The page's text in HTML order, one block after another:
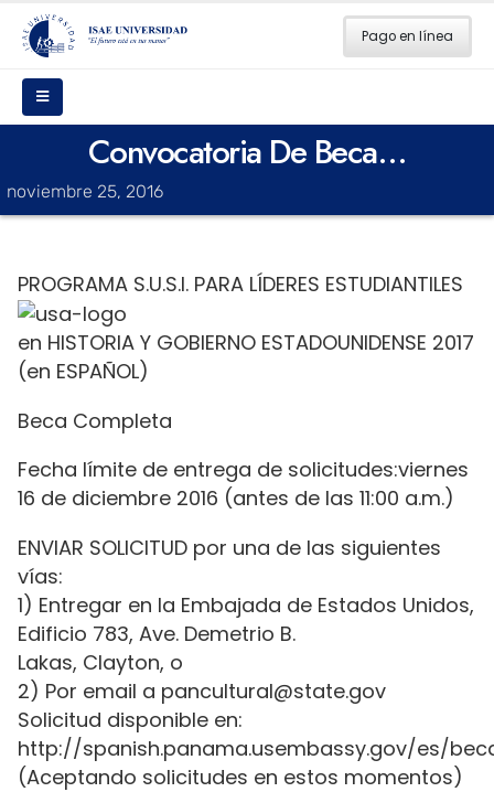
Pago en línea
Convocatoria De Beca…
noviembre 25, 2016
PROGRAMA S.U.S.I. PARA LÍDERES ESTUDIANTILES
en HISTORIA Y GOBIERNO ESTADOUNIDENSE 2017
(en ESPAÑOL)
Beca Completa
Fecha límite de entrega de solicitudes:viernes
16 de diciembre 2016 (antes de las 11:00 a.m.)
ENVIAR SOLICITUD por una de las siguientes
vías:
1) Entregar en la Embajada de Estados Unidos,
Edificio 783, Ave. Demetrio B.
Lakas, Clayton, o
2) Por email a pancultural@state.gov
Solicitud disponible en:
http://spanish.panama.usembassy.gov/es/
(Aceptando solicitudes en estos momentos)